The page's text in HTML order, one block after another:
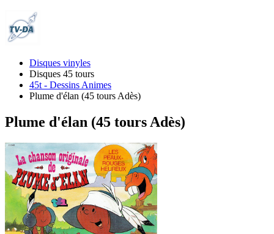
Disques vinyles
Disques 45 tours
45t - Dessins Animes
Plume d'élan (45 tours Adès)
Plume d'élan (45 tours Adès)